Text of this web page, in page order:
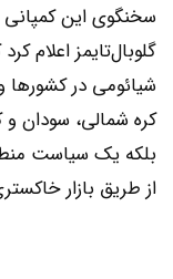
سخنگوی این کمپانی
گلوبال‌تایمز
شیائومی در کشورها
کره شمالی، سودان و
بلکه یک سیاست
از طریق بازار